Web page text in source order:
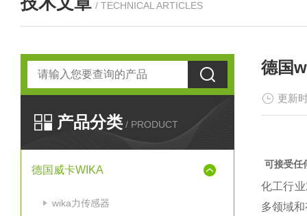
/ TECHNICAL ARTICLES
产品分类 / PRODUCT
德国威卡WIKA
wika力传感器
德国
更新
可接受任
化工行
多领域